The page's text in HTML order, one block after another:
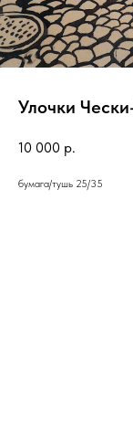
Улочки
10 000 р.
бумага/тушь 25/35